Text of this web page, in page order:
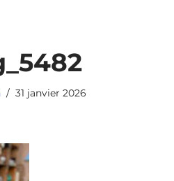
31 janvier 2026